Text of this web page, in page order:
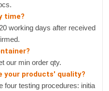
time?
working days after received
our min order qty.
your products' quality?
four testing procedures: initia